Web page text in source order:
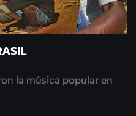
la música popular en